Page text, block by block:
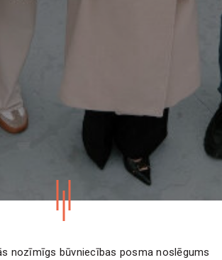
nozīmīgs būvniecības posma noslēgums